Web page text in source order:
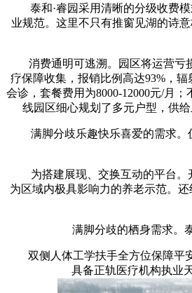
泰和·睿园采用清晰的分级收费模
业规范。这里不只有推窗见湖的诗
消费通明可逃溯。园区将运营亏损
疗保障收集，报销比例高达93%，
会诊，套餐费用为8000-12000元/月
线园区细心规划了多元户型，供
满脚分歧乐趣快乐喜爱的需求。仍
为搭建展现、交换互动的平台。开
为区域内极具影响力的养老示范。
满脚分歧的栖身需求。泰
双侧人体工学扶手全方位保障平安
具备正轨医疗机构执业